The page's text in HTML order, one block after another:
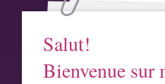
Salut!
Bienvenue sur